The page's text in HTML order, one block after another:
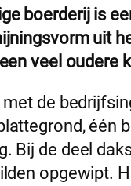
boerderij is
uit
veel oudere
met de
één
Bij de deel
opgewipt.